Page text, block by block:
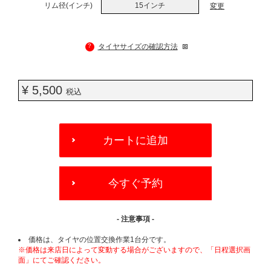
リム径(インチ) 15インチ 変更
? タイヤサイズの確認方法
¥ 5,500 税込
OPTIONS
カートに追加
今すぐ予約
- 注意事項 -
価格は、タイヤの位置交換作業1台分です。
※価格は来店日によって変動する場合がございますので、「日程選択画
面」にてご確認ください。